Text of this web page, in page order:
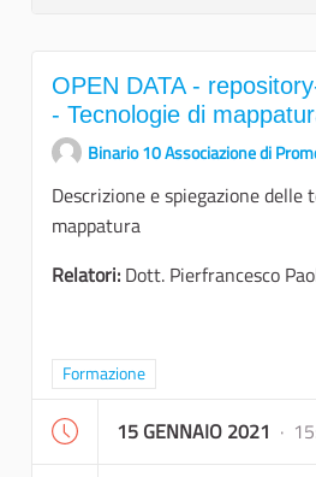
OPEN DATA -
- Tecnologie di
Binario 10 Associazione di
Descrizione e spiegazione delle
mappatura
Relatori: Dott. Pierfrancesco
Filtra i risultati per categoria:
Formazione
15 GENNAIO 2021 ·